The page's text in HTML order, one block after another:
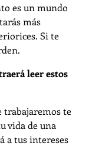
es un mundo
más
Si te
leer estos
trabajaremos te
vida de una
a tus intereses